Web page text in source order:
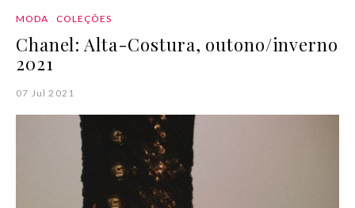
MODA COLEÇÕES
Chanel: Alta-Costura, outono/inverno
2021
07 Jul 2021